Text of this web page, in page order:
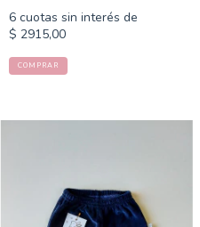
6 cuotas sin interés de
$ 2915,00
COMPRAR